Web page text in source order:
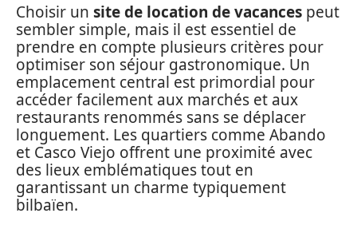
Choisir un site de location de vacances peut
sembler simple, mais il est essentiel de
prendre en compte plusieurs critères pour
optimiser son séjour gastronomique. Un
emplacement central est primordial pour
accéder facilement aux marchés et aux
restaurants renommés sans se déplacer
longuement. Les quartiers comme Abando
et Casco Viejo offrent une proximité avec
des lieux emblématiques tout en
garantissant un charme typiquement
bilbaïen.